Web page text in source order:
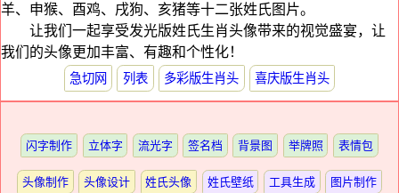
羊、申猴、酉鸡、戌狗、亥猪等十二张姓氏图片。
让我们一起享受发光版姓氏生肖头像带来的视觉盛宴，让
我们的头像更加丰富、有趣和个性化！
急切网 列表 多彩版生肖头 喜庆版生肖头
闪字制作 立体字 流光字 签名档 背景图 举牌照 表情包
头像制作 头像设计 姓氏头像 姓氏壁纸 工具生成 图片制作